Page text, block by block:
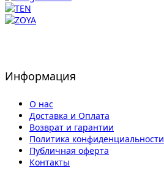
Информация
О нас
Доставка и Оплата
Возврат и гарантии
Политика конфиденциальности
Публичная оферта
Контакты